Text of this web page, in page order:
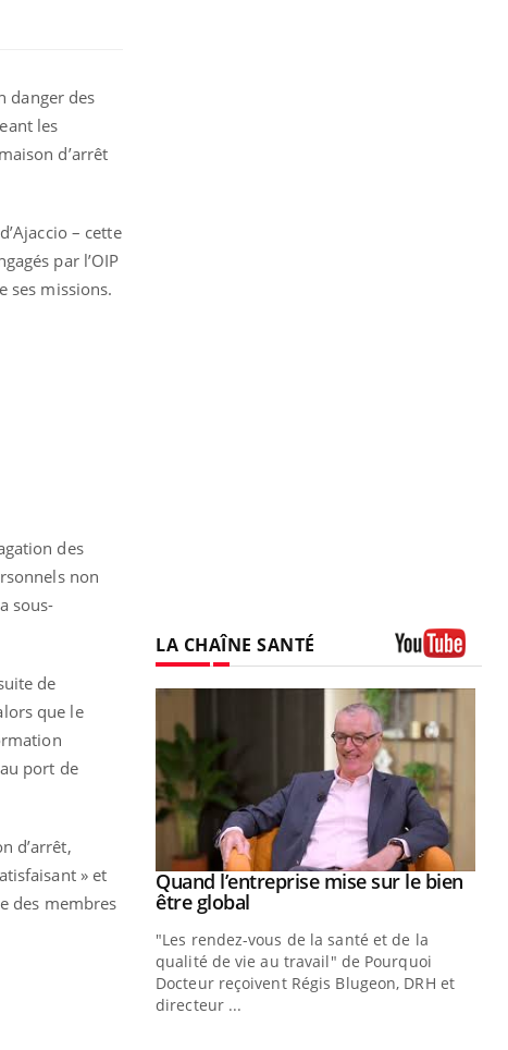
danger des
les
d’arrêt
– cette
par l’OIP
ses missions.
des
non
sous-
de
que le
port de
d’arrêt,
» et
des membres
LA CHAÎNE SANTÉ
le diabète YoutubeYoutube
Quand l’entreprise mise sur le bien
être globalYoutube
"Les rendez-vous de la santé et de la
qualité de vie au travail" de Pourquoi
Docteur reçoivent Régis Blugeon, DRH et
directeur ...